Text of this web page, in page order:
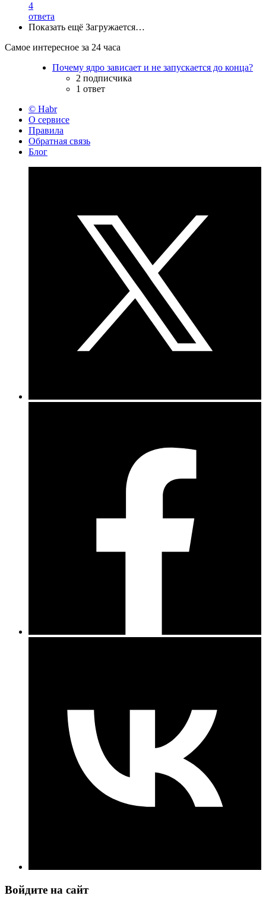
4
ответа
Показать ещё Загружается…
Самое интересное за 24 часа
Почему ядро зависает и не запускается до конца?
2 подписчика
1 ответ
© Habr
О сервисе
Правила
Обратная связь
Блог
Войдите на сайт